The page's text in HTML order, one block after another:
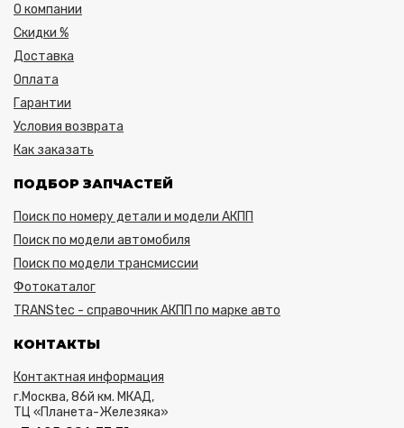
О компании
Скидки %
Доставка
Оплата
Гарантии
Условия возврата
Как заказать
ПОДБОР ЗАПЧАСТЕЙ
Поиск по номеру детали и модели АКПП
Поиск по модели автомобиля
Поиск по модели трансмиссии
Фотокаталог
TRANStec - справочник АКПП по марке авто
КОНТАКТЫ
Контактная информация
г.Москва, 86й км. МКАД,
ТЦ «Планета-Железяка»